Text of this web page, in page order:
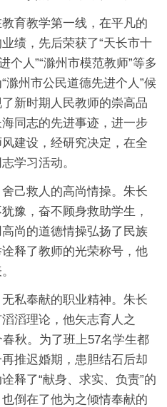
育教学第一线，在平凡的
绩，先后荣获了“天长市十
个人”“滁州市模范教师”等多
滁州市公民道德先进个人”候
新时期人民教师的崇高品
同志的先进事迹，进一步
建设，经研究决定，在全
学习活动。
己救人的高尚情操。朱长
豫，奋不顾身救助学生，
尚的道德情操弘扬了民族
释了教师的光荣称号，他
私奉献的职业精神。朱长
滔理论，他矢志育人之
秋。为了班上57名学生都
推迟婚期，患胆结石后却
释了“献身、求实、负责”的
倒在了他为之倾情奉献的